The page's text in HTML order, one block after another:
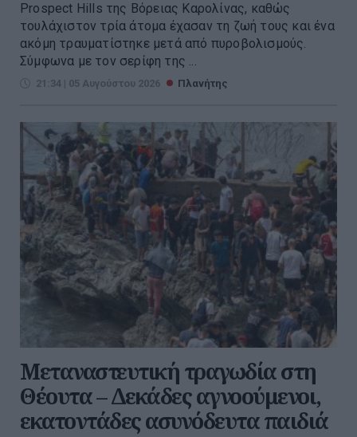
Prospect Hills της Βόρειας Καρολίνας, καθώς
τουλάχιστον τρία άτομα έχασαν τη ζωή τους και ένα
ακόμη τραυματίστηκε μετά από πυροβολισμούς.
Σύμφωνα με τον σερίφη της ...
21:34 | 05 Αυγούστου 2026 Πλανήτης
Μεταναστευτική τραγωδία στη
Θέουτα – Δεκάδες αγνοούμενοι,
εκατοντάδες ασυνόδευτα παιδιά